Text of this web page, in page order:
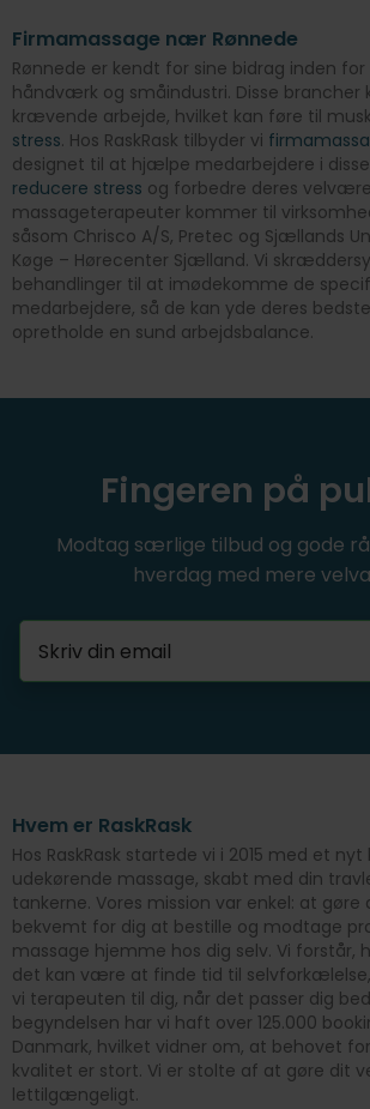
Firmamassage nær Rønnede
Rønnede er kendt for sine bidrag inden for
håndværk og småindustri. Disse
krævende arbejde, hvilket kan føre til
stress. Hos RaskRask tilbyder vi
designet til at hjælpe medarbejdere i
reducere stress og forbedre deres
massageterapeuter kommer til
såsom Chrisco A/S, Pretec og Sjællands
Køge – Hørecenter Sjælland. Vi
behandlinger til at imødekomme de
medarbejdere, så de kan yde deres
opretholde en sund arbejdsbalance.
Fingeren på
Modtag særlige tilbud og gode
hverdag med mere
Hvem er RaskRask
Hos RaskRask startede vi i 2015 med et
udekørende massage, skabt med din
tankerne. Vores mission var enkel: at
bekvemt for dig at bestille og modtage
massage hjemme hos dig selv. Vi forstår,
det kan være at finde tid til
vi terapeuten til dig, når det passer dig
begyndelsen har vi haft over 125.000
Danmark, hvilket vidner om, at behovet
kvalitet er stort. Vi er stolte af at gøre dit
lettilgængeligt.